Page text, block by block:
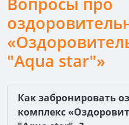
"Aqua star"»
Как забронировать
комплекс